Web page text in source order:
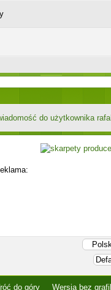
do użytkownika
do góry Wersja bez